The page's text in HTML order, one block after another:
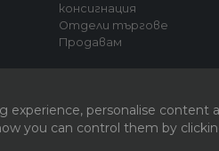
консигнация
Отдели търгове
Продавам
personalise content
you can control them by